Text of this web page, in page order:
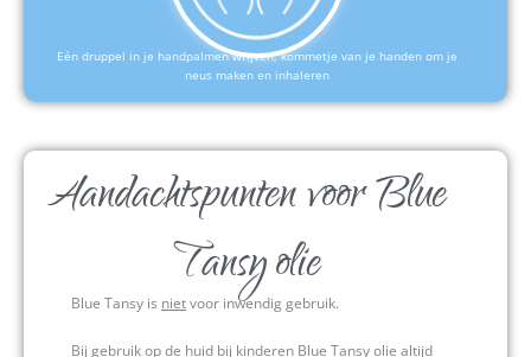
Eén druppel in je handpalmen wrijven, kommetje van je handen om je
neus maken en inhaleren
Aandachtspunten voor Blue
Tansy olie
Blue Tansy is niet voor inwendig gebruik.
Bij gebruik op de huid bij kinderen Blue Tansy olie altijd